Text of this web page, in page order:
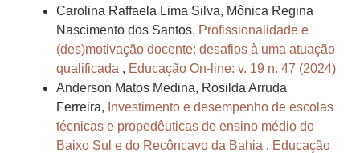
Carolina Raffaela Lima Silva, Mônica Regina
Nascimento dos Santos, Profissionalidade e
(des)motivação docente: desafios à uma atuação
qualificada , Educação On-line: v. 19 n. 47 (2024)
Anderson Matos Medina, Rosilda Arruda
Ferreira, Investimento e desempenho de escolas
técnicas e propedêuticas de ensino médio do
Baixo Sul e do Recôncavo da Bahia , Educação